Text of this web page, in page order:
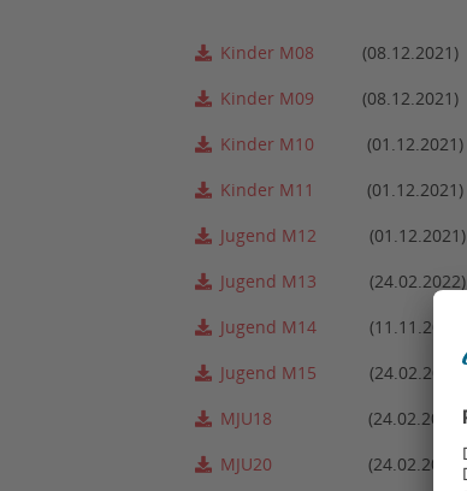
Kinder M08 (08.12.2021)
Kinder M09 (08.12.2021)
Kinder M10 (01.12.2021)
Kinder M11
(01.12.2021)
Jugend M12 (01.12.2021)
Jugend M13 (24.02.2022)
Jugend M14 (11.11.2021)
Jugend M15 (24.02.2022)
MJU18 (24.02.2022)
MJU20 (24.02.2022)